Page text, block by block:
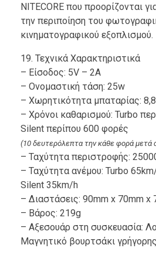
NITECORE που προορίζονται
την περιποίηση του
κινηματογραφικού εξοπλισμού.
19. Τεχνικά Χαρακτηριστικά
– Είσοδος: 5V – 2A
– Ονομαστική τάση: 25w
– Χωρητικότητα μπαταρίας:
– Χρόνοι καθαρισμού: Turbo
Silent περίπου 600 φορές
(10 δευτερόλεπτα την κάθε φορά μετά
– Ταχύτητα περιστροφής:
– Ταχύτητα ανέμου: Turbo
Silent 35km/h
– Διαστάσεις: 90mm x 70mm x
– Βάρος: 219g
– Αξεσουάρ στη συσκευασία:
Μαγνητικό βουρτσάκι